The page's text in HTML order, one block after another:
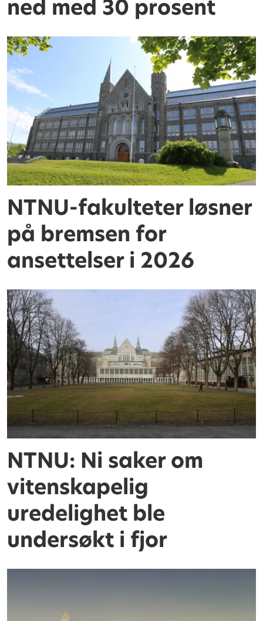
ned med 30 prosent
NTNU-fakulteter løsner
på bremsen for
ansettelser i 2026
NTNU: Ni saker om
vitenskapelig
uredelighet ble
undersøkt i fjor